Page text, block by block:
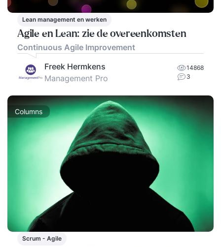
Lean management en werken
Agile en Lean: zie de overeenkomsten
Continuous Agile Improvement
Freek Hermkens
Management Pro
14868
3
Columns
Scrum - Agile